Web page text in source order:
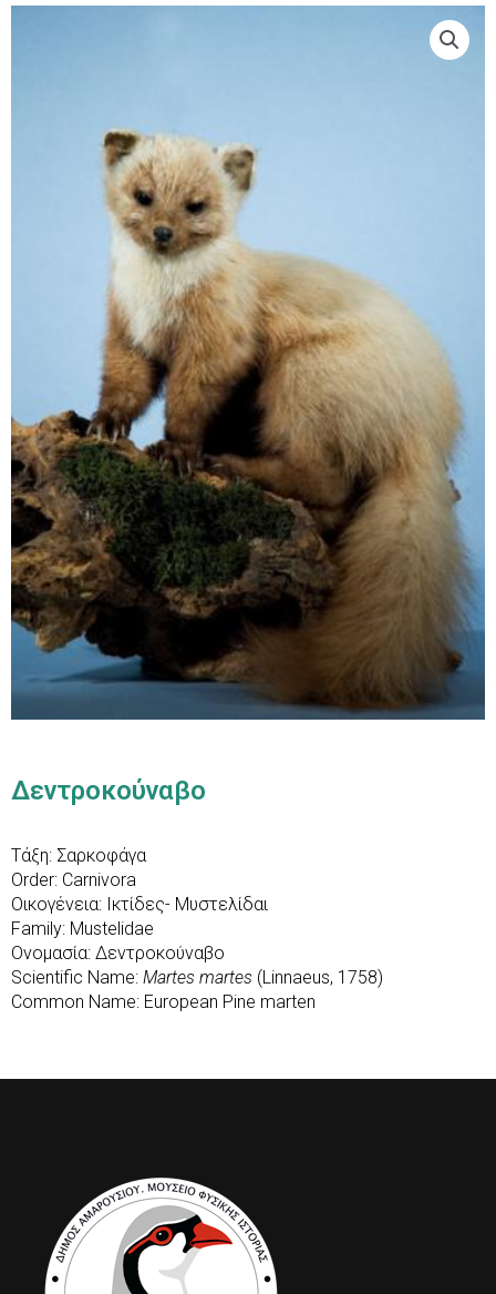
Δεντροκούναβο
Τάξη: Σαρκοφάγα
Order: Carnivora
Οικογένεια: Ικτίδες- Μυστελίδαι
Family: Mustelidae
Ονομασία: Δεντροκούναβο
Scientific Name: Martes martes (Linnaeus, 1758)
Common Name: European Pine marten